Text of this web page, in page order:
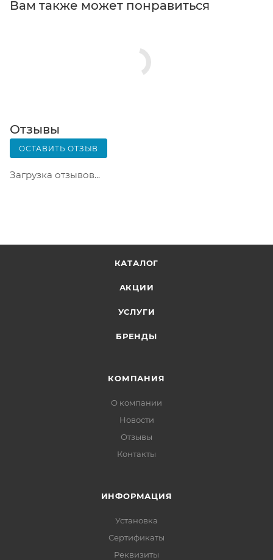
телефон или e-mail придет уникальный код.
Почтовая доставка через почту России. Когда
Вскрывать коробку самостоятельно вы можете
только после оплаты заказа. Один заказ может
содержать не больше 10 позиций и его стоимость
не должна превышать 100 000 р.
Вам также может понравиться
Отзывы
ОСТАВИТЬ ОТЗЫВ
Загрузка отзывов...
КАТАЛОГ
АКЦИИ
УСЛУГИ
БРЕНДЫ
КОМПАНИЯ
О компании
Новости
Отзывы
Контакты
ИНФОРМАЦИЯ
Установка
Сертификаты
Реквизиты